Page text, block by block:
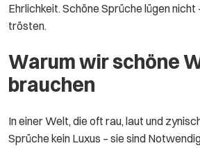
Ehrlichkeit. Schöne Sprüche lügen nicht
trösten.
Warum wir schöne
brauchen
In einer Welt, die oft rau, laut und
Sprüche kein Luxus – sie sind